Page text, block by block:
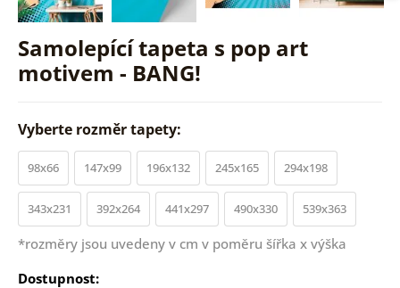
Samolepící tapeta s pop art
motivem - BANG!
Vyberte rozměr tapety:
98x66 147x99 196x132 245x165 294x198
343x231 392x264 441x297 490x330 539x363
*rozměry jsou uvedeny v cm v poměru šířka x výška
Dostupnost: